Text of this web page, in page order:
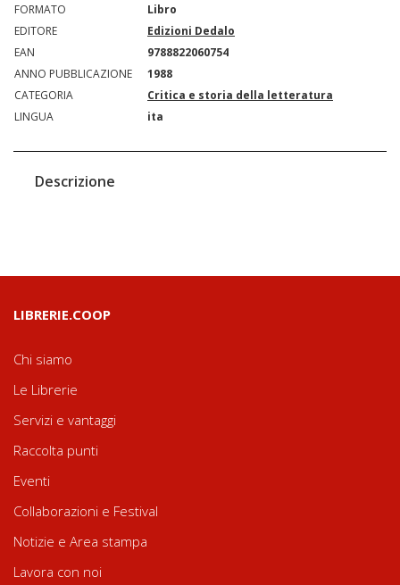
FORMATO
Libro
EDITORE
Edizioni Dedalo
EAN
9788822060754
ANNO PUBBLICAZIONE
1988
CATEGORIA
Critica e storia della letteratura
LINGUA
ita
Descrizione
LIBRERIE.COOP
Chi siamo
Le Librerie
Servizi e vantaggi
Raccolta punti
Eventi
Collaborazioni e Festival
Notizie e Area stampa
Lavora con noi